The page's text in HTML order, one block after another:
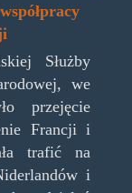
Służby
we
przejęcie
Francji i
trafić na
i